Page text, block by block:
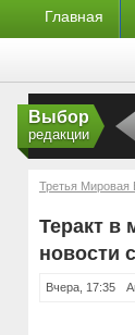
Главная
Выбор
редакции
Третья Мировая
сейчас
Теракт в
новости
Вчера, 17:35